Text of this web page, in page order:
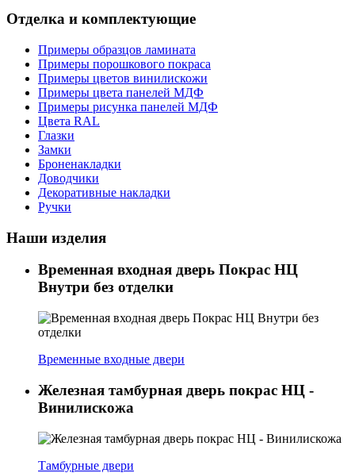
Отделка и комплектующие
Примеры образцов ламината
Примеры порошкового покраса
Примеры цветов винилискожи
Примеры цвета панелей МДФ
Примеры рисунка панелей МДФ
Цвета RAL
Глазки
Замки
Броненакладки
Доводчики
Декоративные накладки
Ручки
Наши изделия
Временная входная дверь Покрас НЦ
Внутри без отделки
Временные входные двери
Железная тамбурная дверь покрас НЦ -
Винилискожа
Тамбурные двери